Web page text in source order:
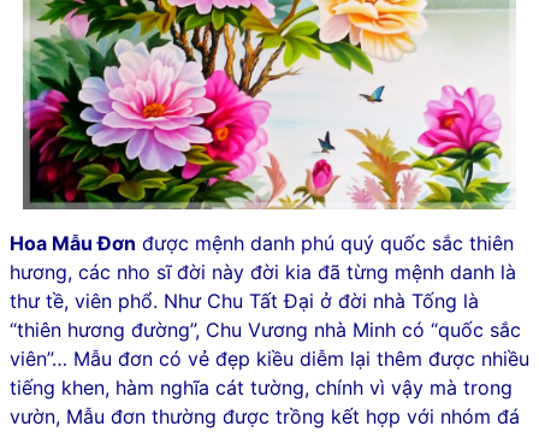
Hoa Mẫu Đơn được mệnh danh phú quý quốc sắc thiên
hương, các nho sĩ đời này đời kia đã từng mệnh danh là
thư tề, viên phổ. Như Chu Tất Đại ở đời nhà Tống là
“thiên hương đường”, Chu Vương nhà Minh có “quốc sắc
viên”… Mẫu đơn có vẻ đẹp kiều diễm lại thêm được nhiều
tiếng khen, hàm nghĩa cát tường, chính vì vậy mà trong
vườn, Mẫu đơn thường được trồng kết hợp với nhóm đá